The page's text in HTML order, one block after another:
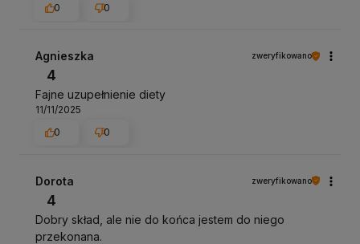
0
0
Agnieszka zweryfikowano
4
Fajne uzupełnienie diety
11/11/2025
0
0
Dorota zweryfikowano
4
Dobry skład, ale nie do końca jestem do niego
przekonana.